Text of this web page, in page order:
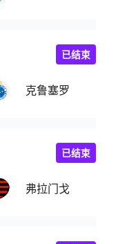
克鲁塞罗
已结束
弗拉门戈
已结束